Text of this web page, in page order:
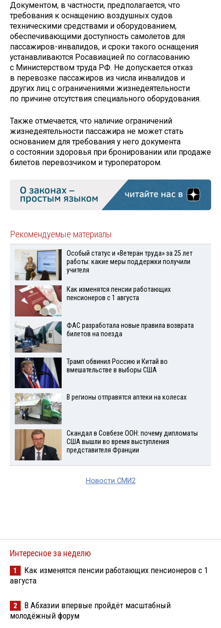
Документом, в частности, предполагается, что
требования к оснащению воздушных судов
техническими средствами и оборудованием,
обеспечивающими доступность самолетов для
пассажиров-инвалидов, и сроки такого оснащения
устанавливаются Росавиацией по согласованию
с Министерством труда РФ. Не допускается отказ
в перевозке пассажиров из числа инвалидов и
других лиц с ограничениями жизнедеятельности
по причине отсутствия специального оборудования.
Также отмечается, что наличие ограничений
жизнедеятельности пассажира не может стать
основанием для требования у него документа
о состоянии здоровья при бронировании или продаже
билетов перевозчиком и туроператором.
Рекомендуемые материалы
Особый статус и «Ветеран труда» за 25 лет
работы: какие меры поддержки получили
учителя
Как изменятся пенсии работающих
пенсионеров с 1 августа
ФАС разработала новые правила возврата
билетов на поезда
Трамп обвинил Россию и Китай во
вмешательстве в выборы США
В регионы отправятся аптеки на колесах
Скандал в Совбезе ООН: почему дипломаты
США вышли во время выступления
представителя Франции
Новости СМИ2
Интересное за неделю
1
Как изменятся пенсии работающих пенсионеров с 1
августа
2
В Абхазии впервые пройдёт масштабный
молодёжный форум